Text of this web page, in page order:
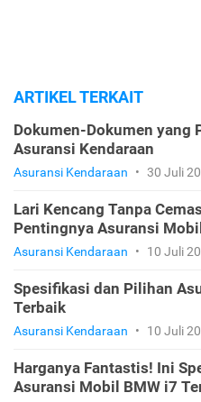
ARTIKEL TERKAIT
Dokumen-Dokumen yang
Asuransi Kendaraan
Asuransi Kendaraan • 30 Juli
Lari Kencang Tanpa
Pentingnya Asuransi
Asuransi Kendaraan • 10 Juli
Spesifikasi dan Pilihan
Terbaik
Asuransi Kendaraan • 10 Juli
Harganya Fantastis! Ini
Asuransi Mobil BMW i7